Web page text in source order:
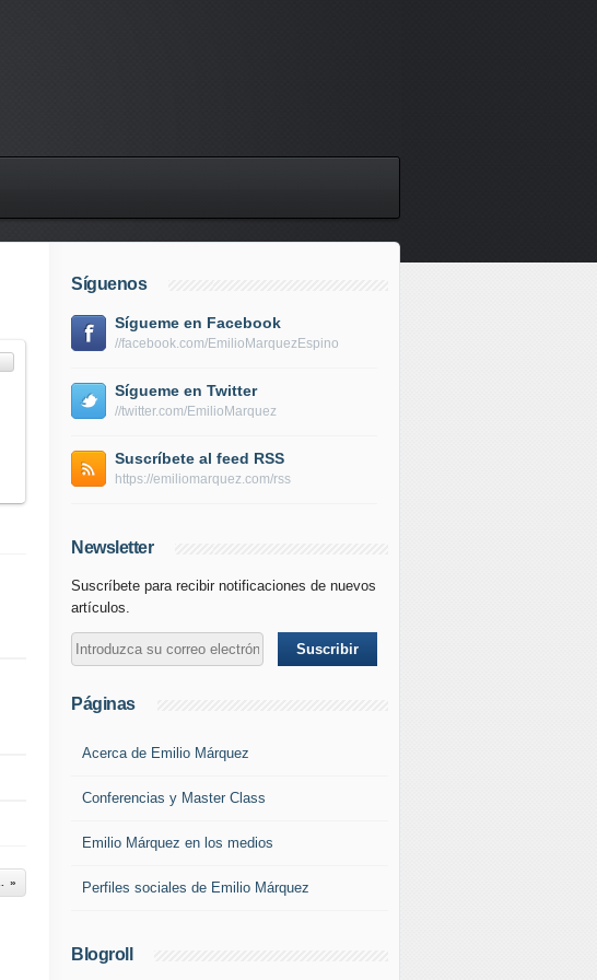
Síguenos
Sígueme en Facebook
//facebook.com/EmilioMarquezEspino
Sígueme en Twitter
//twitter.com/EmilioMarquez
Suscríbete al feed RSS
https://emiliomarquez.com/rss
Newsletter
Suscríbete para recibir notificaciones de nuevos
artículos.
Páginas
Acerca de Emilio Márquez
Conferencias y Master Class
Emilio Márquez en los medios
Perfiles sociales de Emilio Márquez
Blogroll